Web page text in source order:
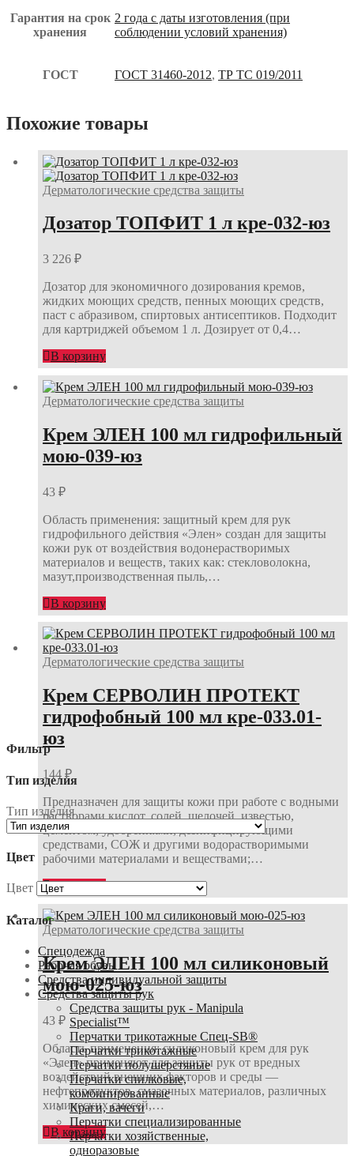
Гарантия на срок
хранения
2 года с даты изготовления (при
соблюдении условий хранения)
ГОСТ ГОСТ 31460-2012, ТР ТС 019/2011
Похожие товары
Дерматологические средства защиты
Дозатор ТОПФИТ 1 л кре-032-юз
3 226 ₽
Дозатор для экономичного дозирования кремов,
жидких моющих средств, пенных моющих средств,
паст с абразивом, спиртовых антисептиков. Подходит
для картриджей объемом 1 л. Дозирует от 0,4…
В корзину
Дерматологические средства защиты
Крем ЭЛЕН 100 мл гидрофильный
мою-039-юз
43 ₽
Область применения: защитный крем для рук
гидрофильного действия «Элен» создан для защиты
кожи рук от воздействия водонерастворимых
материалов и веществ, таких как: стекловолокна,
мазут,производственная пыль,…
В корзину
Дерматологические средства защиты
Крем СЕРВОЛИН ПРОТЕКТ
гидрофобный 100 мл кре-033.01-
юз
144 ₽
Предназначен для защиты кожи при работе с водными
растворами кислот, солей, щелочей, известью,
цементом, удобрениями, дезинфицирующими
средствами, СОЖ и другими водорастворимыми
рабочими материалами и веществами;…
В корзину
Дерматологические средства защиты
Крем ЭЛЕН 100 мл силиконовый
мою-025-юз
43 ₽
Область применения: силиконовый крем для рук
«Элен» применяют для защиты рук от вредных
воздействий внешних факторов и среды —
нефтепродуктов, смазочных материалов, различных
химических смесей,…
В корзину
Фильтр
Тип изделия
Тип изделия
Цвет
Цвет
Каталог
Спецодежда
Рабочая обувь
Средства индивидуальной защиты
Средства защиты рук
Средства защиты рук - Manipula
Specialist™
Перчатки трикотажные Спец-SB®
Перчатки трикотажные
Перчатки полушерстяные
Перчатки спилковые,
комбинированные
Краги, вачеги
Перчатки специализированные
Перчатки хозяйственные,
одноразовые